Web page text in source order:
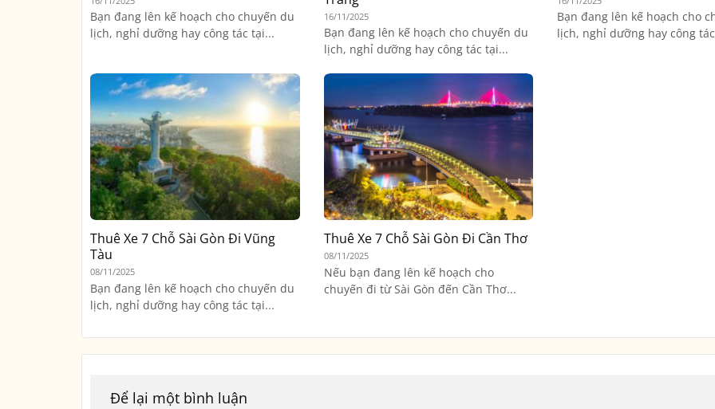
Bạn đang lên kế hoạch cho chuyến du
lịch, nghỉ dưỡng hay công tác tại...
16/11/2025
Bạn đang lên kế hoạch cho chuyến du
lịch, nghỉ dưỡng hay công tác tại...
Bạn đang lên kế hoạch cho
lịch, nghỉ dưỡng hay công
Thuê Xe 7 Chỗ Sài Gòn Đi Vũng
Tàu
08/11/2025
Bạn đang lên kế hoạch cho chuyến du
lịch, nghỉ dưỡng hay công tác tại...
Thuê Xe 7 Chỗ Sài Gòn Đi Cần Thơ
08/11/2025
Nếu bạn đang lên kế hoạch cho
chuyến đi từ Sài Gòn đến Cần Thơ...
Để lại một bình luận